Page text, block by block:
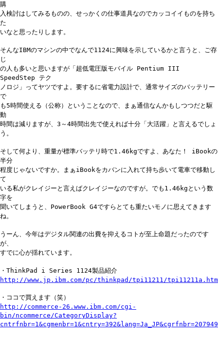
購
入検討はしてみるものの、せっかくの仕事道具なのでカッコイイものを持ち
た
いなと思ったりします。
そんなIBMのマシンの中でなんで1124に興味を示しているかと言うと、ご存
じ
の人も多いと思いますが「超低電圧版モバイル Pentium III
SpeedStep テク
ノロジ」ってヤツですよ。要するに省電力設計で、通常サイズのバッテリー
で
も5時間使える（公称）ということなので、まぁ通信なんかもしつつだと駆
動
時間は減りますが、3～4時間出先で使えれば十分「大活躍」と言えるでしょ
う。
そして何より、重量が標準バッテリ時で1.46kgですよ、あなた！ iBookの
半分
程度じゃないですか。まぁiBookをカバンに入れて持ち歩いて電車で移動し
て
いる私がクレイジーと言えばクレイジーなのですが。でも1.46kgという数
字を
聞いてしまうと、PowerBook G4ですらとても重たいモノに思えてきます
ね。
うーん、今年はデジタル関連の出費を抑えるコトが至上命題だったのです
が、
すでに心が揺れています。
・ThinkPad i Series 1124製品紹介
http://www.jp.ibm.com/pc/thinkpad/tpi11211/
・ココで買えます（笑）
http://commerce-26.www.ibm.com/cgi-
bin/ncommerce/CategoryDisplay?